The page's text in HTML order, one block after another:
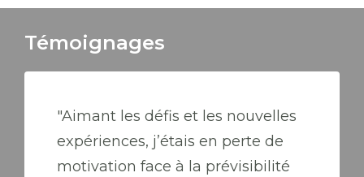
Témoignages
"Aimant les défis et les nouvelles
expériences, j’étais en perte de
motivation face à la prévisibilité